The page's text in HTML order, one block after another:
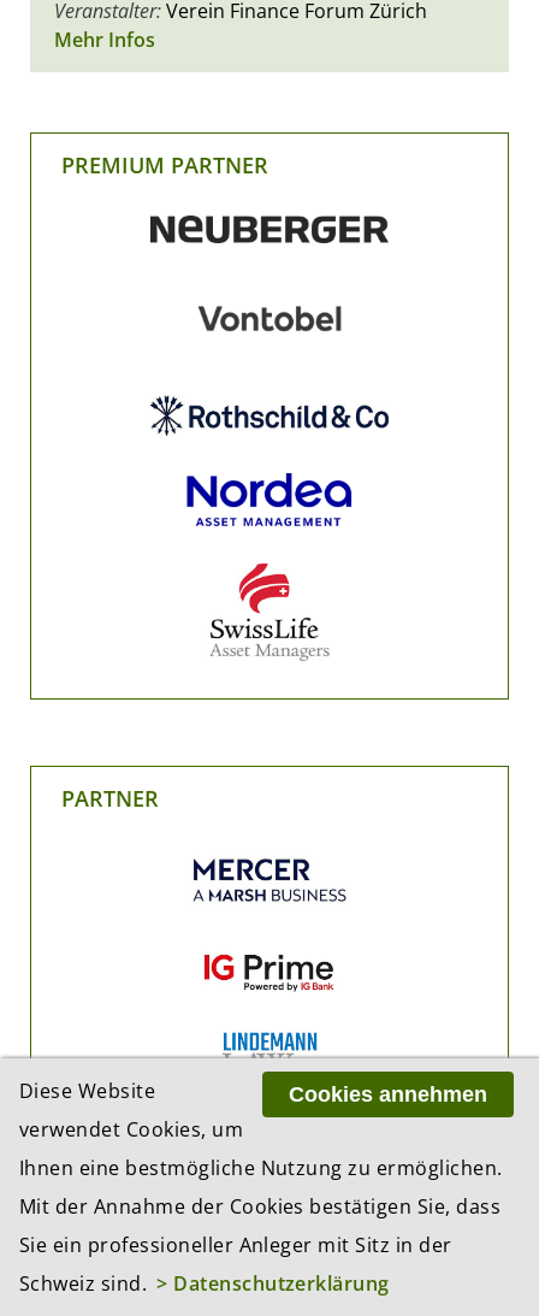
Veranstalter:Verein Finance Forum Zürich
Mehr Infos
PREMIUM PARTNER
PARTNER
Cookies annehmen
Diese Website
verwendet Cookies, um
Ihnen eine bestmögliche Nutzung zu ermöglichen.
Mit der Annahme der Cookies bestätigen Sie, dass
Sie ein professioneller Anleger mit Sitz in der
Schweiz sind. > Datenschutzerklärung